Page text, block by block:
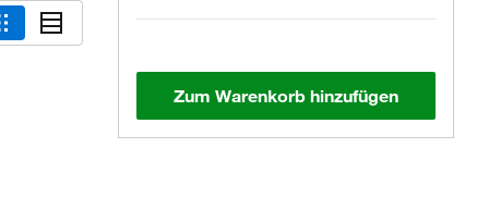
Zum Warenkorb hinzufügen